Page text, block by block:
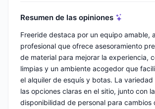
Resumen de las opiniones
Freeride destaca por un equipo amable,
profesional que ofrece asesoramiento
de material para mejorar la experiencia,
limpias y un ambiente acogedor que
el alquiler de esquís y botas. La
las opciones claras en el sitio, junto con la
disponibilidad de personal para cambios